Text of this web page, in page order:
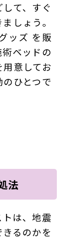
て、すぐ
しょう。
ッズ を販
ベッドの
意してお
ひとつで
法
は、地震
るのかを